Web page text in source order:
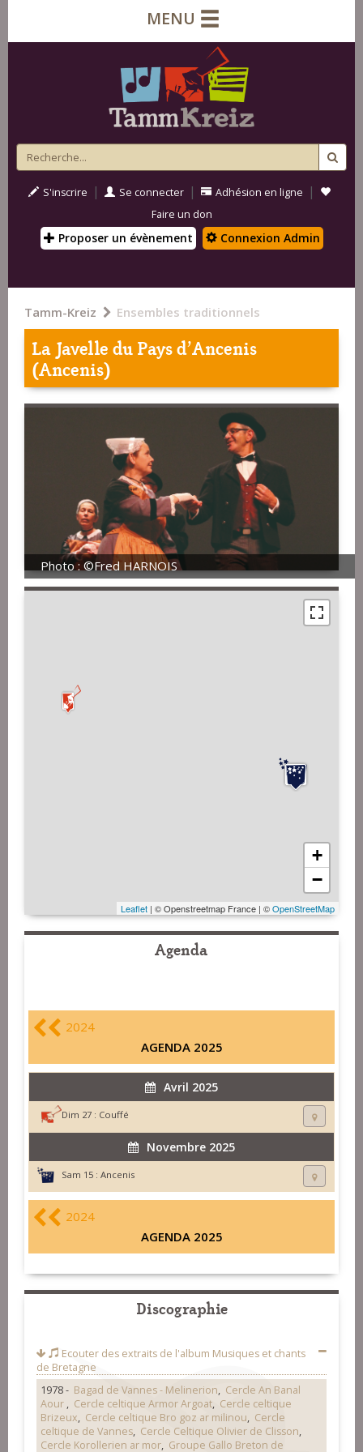
MENU
S'inscrire | Se connecter | Adhésion en ligne |
Faire un don
Proposer un évènement Connexion Admin
Tamm-Kreiz Ensembles traditionnels
La Javelle du Pays d'Ancenis
(Ancenis)
Photo : ©Fred HARNOIS
+
−
Leaflet | © Openstreetmap France | ©OpenStreetMap
Agenda
2024
AGENDA 2025
Avril 2025
Dim 27 : Couffé
Novembre 2025
Sam 15 : Ancenis
2024
AGENDA 2025
Discographie
Ecouter des extraits de l'album Musiques et chants
de Bretagne
1978 - Bagad de Vannes - Melinerion, Cercle An Banal
Aour , Cercle celtique Armor Argoat, Cercle celtique
Brizeux, Cercle celtique Bro goz ar milinou, Cercle
celtique de Vannes, Cercle Celtique Olivier de Clisson,
Cercle Korollerien ar mor, Groupe Gallo Breton de